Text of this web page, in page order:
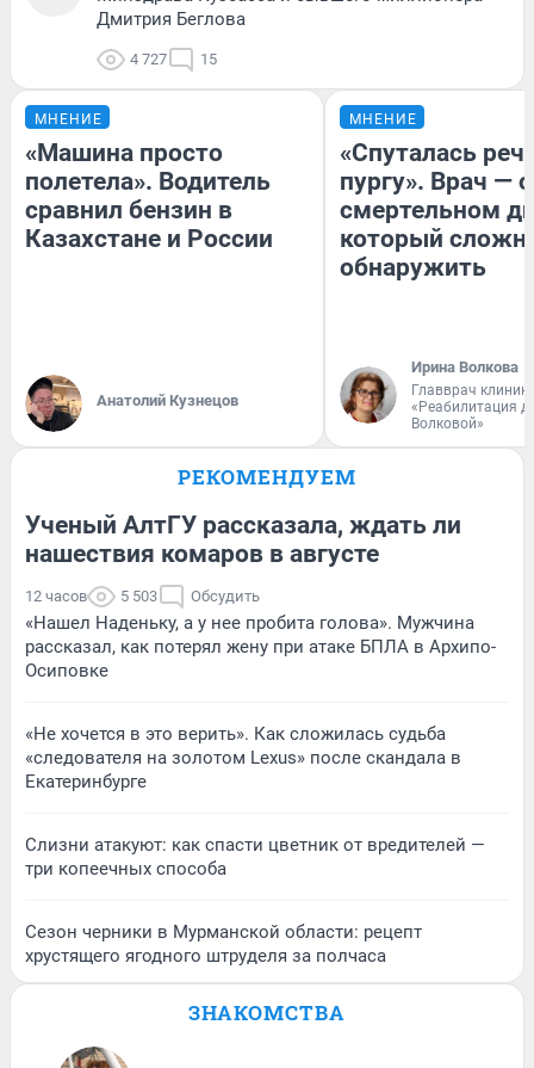
Дмитрия Беглова
4 727 15
МНЕНИЕ
«Машина просто
полетела». Водитель
сравнил бензин в
Казахстане и России
Анатолий Кузнецов
МНЕНИЕ
«Спуталась
пургу». Врач — о
смертельном
который
обнаружить
Ирина Волкова
Главврач
«Реабилитация
Волковой»
РЕКОМЕНДУЕМ
Ученый АлтГУ рассказала, ждать ли
нашествия комаров в августе
12 часов 5 503 Обсудить
«Нашел Наденьку, а у нее пробита голова». Мужчина
рассказал, как потерял жену при атаке БПЛА в Архипо-
Осиповке
«Не хочется в это верить». Как сложилась судьба
«следователя на золотом Lexus» после скандала в
Екатеринбурге
Слизни атакуют: как спасти цветник от вредителей —
три копеечных способа
Сезон черники в Мурманской области: рецепт
хрустящего ягодного штруделя за полчаса
ЗНАКОМСТВА